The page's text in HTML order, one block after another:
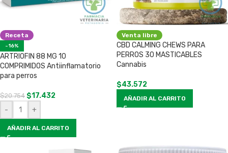
Receta
-16%
ARTRIOFIN 88 MG 10
COMPRIMIDOS Antiinflamatorio
para perros
$20.754 $17.432
- +
AÑADIR AL CARRITO
Venta libre
CBD CALMING CHEWS PARA
PERROS 30 MASTICABLES
Cannabis
$43.572
AÑADIR AL CARRITO